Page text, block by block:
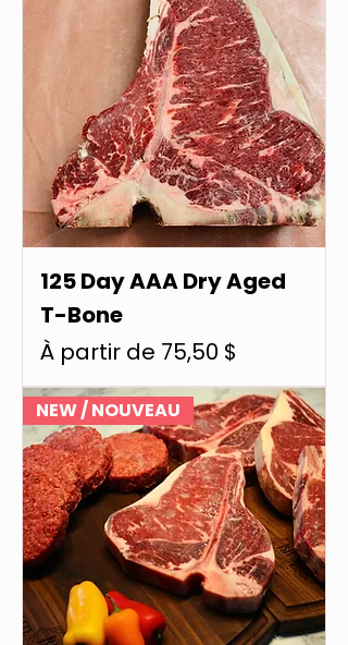
125 Day AAA Dry Aged
T-Bone
À partir de 75,50 $
Prix promotionnel
NEW / NOUVEAU